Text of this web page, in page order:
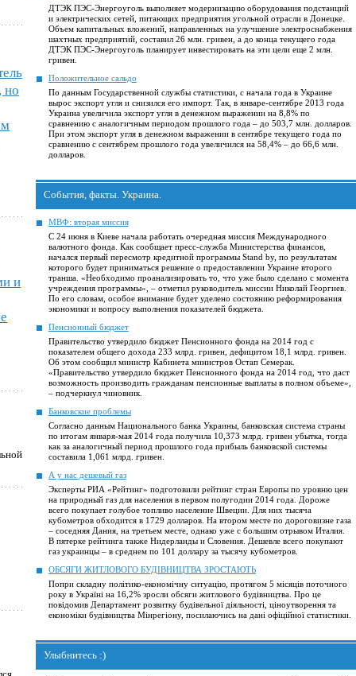
но
и
ДТЭК ПЭС-Энергоуголь выполняет модернизацию оборудования подстанций
и электрических сетей, питающих предприятия угольной отрасли в Донецке.
Объем капитальных вложений, направленных на улучшение электроснабжения
шахтных предприятий, составил 26 млн. гривен, а до конца текущего года
ДТЭК ПЭС-Энергоуголь планирует инвестировать на эти цели еще 2 млн.
гривен.
Положительное сальдо
По данным Государственной службы статистики, с начала года в Украине
вырос экспорт угля и снизился его импорт. Так, в январе-сентябре 2013 года
Украина увеличила экспорт угля в денежном выражении на 8,8% по
сравнению с аналогичным периодом прошлого года – до 503,7 млн. долларов.
При этом экспорт угля в денежном выражении в сентябре текущего года по
сравнению с сентябрем прошлого года увеличился на 58,4% – до 66,6 млн.
долларов.
События, факты. Украина.
МВФ: вторая миссия
С 24 июня в Киеве начала работать очередная миссия Международного
валютного фонда. Как сообщает пресс-служба Министерства финансов,
начался первый пересмотр кредитной программы Stand by, по результатам
которого будет приниматься решение о предоставлении Украине второго
транша. «Необходимо проанализировать то, что уже было сделано с момента
учреждения программы», – отметил руководитель миссии Николай Георгиев.
По его словам, особое внимание будет уделено состоянию реформирования
экономики и вопросу выполнения показателей бюджета.
Пенсионный бюджет
Правительство утвердило бюджет Пенсионного фонда на 2014 год с
показателем общего дохода 233 млрд. гривен, дефицитом 18,1 млрд. гривен.
Об этом сообщил министр Кабинета министров Остап Семерак.
«Правительство утвердило бюджет Пенсионного фонда на 2014 год, что даст
возможность производить гражданам пенсионные выплаты в полном объеме»,
– подчеркнул чиновник.
Банковские проблемы
Согласно данным Национального банка Украины, банковская система страны
по итогам января-мая 2014 года получила 10,373 млрд. гривен убытка, тогда
как за аналогичный период прошлого года прибыль банковской системы
составила 1,061 млрд. гривен.
А у нас дешевый газ
Эксперты РИА «Рейтинг» подготовили рейтинг стран Европы по уровню цен
на природный газ для населения в первом полугодии 2014 года. Дороже
всего покупает голубое топливо население Швеции. Для них тысяча
кубометров обходится в 1729 долларов. На втором месте по дороговизне газа
– соседняя Дания, на третьем месте, однако уже с большим отрывом Италия.
В пятерке рейтинга также Нидерланды и Словения. Дешевле всего покупают
газ украинцы – в среднем по 101 доллару за тысячу кубометров.
ОБСЯГИ ЖИТЛОВОГО БУДІВНИЦТВА ЗРОСТАЮТЬ
Попри складну політико-економічну ситуацію, протягом 5 місяців поточного
року в Україні на 16,2% зросли обсяги житлового будівництва. Про це
повідомив Департамент розвитку будівельної діяльності, ціноутворення та
економіки будівництва Мінрегіону, посилаючись на дані офіційної статистики.
Улыбнитесь :)